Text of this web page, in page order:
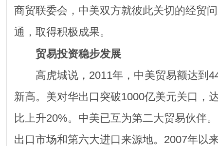
商贸联委会，中美双方就彼此关切的经贸
通，取得积极成果。
贸易投资稳步发展
高虎城说，2011年，中美贸易额达到
新高。美对华出口突破1000亿美元关口，
比上升20%。中美已互为第二大贸易伙伴
出口市场和第六大进口来源地。2007年以